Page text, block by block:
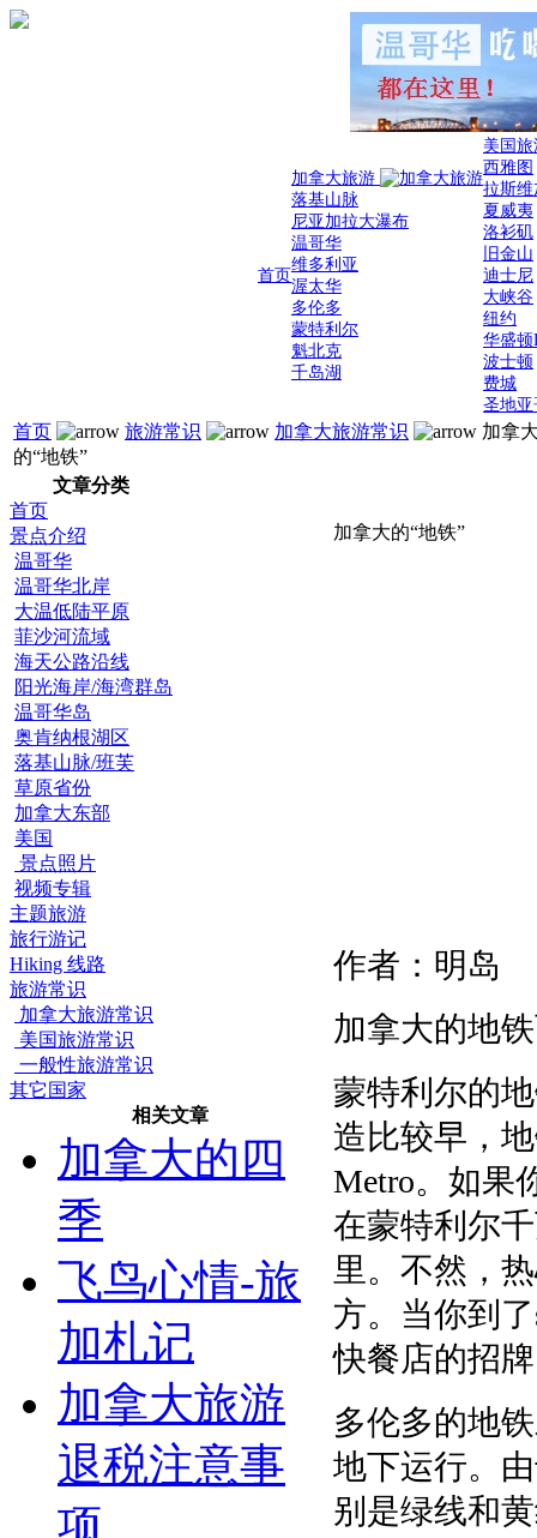
首页
加拿大旅游
落基山脉
尼亚加拉大瀑布
温哥华
维多利亚
渥太华
多伦多
蒙特利尔
魁北克
千岛湖
美国
西雅图
拉斯维
夏威夷
洛衫矶
旧金山
迪士尼
大峡谷
纽约
华盛顿
波士顿
费城
圣地亚
首页 旅游常识 加拿大旅游常识
加拿
的“地铁”
文章分类
首页
景点介绍
温哥华
温哥华北岸
大温低陆平原
菲沙河流域
海天公路沿线
阳光海岸/海湾群岛
温哥华岛
奥肯纳根湖区
落基山脉/班芙
草原省份
加拿大东部
美国
景点照片
视频专辑
主题旅游
旅行游记
Hiking 线路
旅游常识
加拿大旅游常识
美国旅游常识
一般性旅游常识
其它国家
相关文章
加拿大的四
季
飞鸟心情-旅
加札记
加拿大旅游
退税注意事
项
加拿大的“地铁”
作者：明岛
加拿大的地
蒙特利尔的
造比较早，
Metro。如果
在蒙特利尔
里。不然，
方。当你到
快餐店的招
多伦多的地
地下运行。
别是绿线和